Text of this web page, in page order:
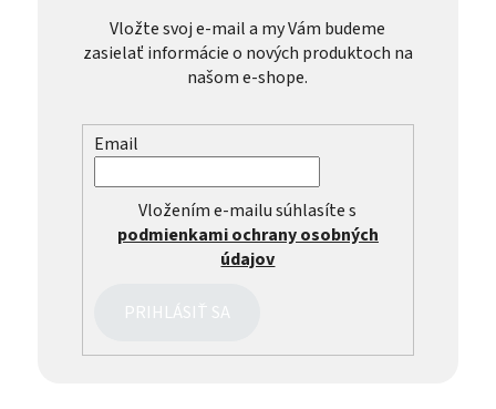
Vložte svoj e-mail a my Vám budeme
zasielať informácie o nových produktoch na
našom e-shope.
Email
Vložením e-mailu súhlasíte s
podmienkami ochrany osobných
údajov
PRIHLÁSIŤ SA